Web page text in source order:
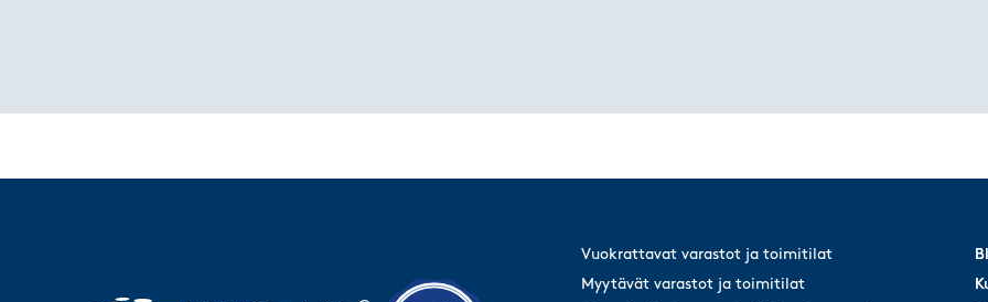
Vuokrattavat varastot ja toimitilat
Myytävät varastot ja toimitilat